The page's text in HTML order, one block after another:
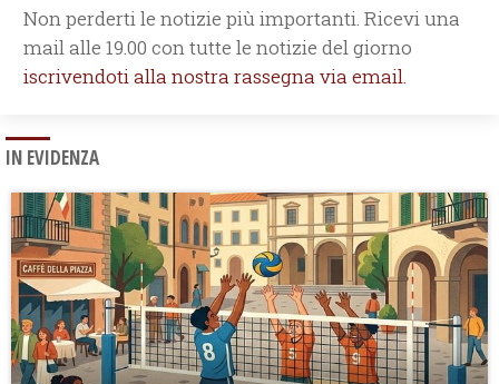
Non perderti le notizie più importanti. Ricevi una
mail alle 19.00 con tutte le notizie del giorno
iscrivendoti alla nostra rassegna via email.
IN EVIDENZA